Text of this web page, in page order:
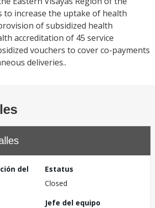
to increase the uptake of health
of subsidized health
accreditation of 45 service
vouchers to cover co-payments
deliveries..
del
Estatus
Closed
Jefe del equipo